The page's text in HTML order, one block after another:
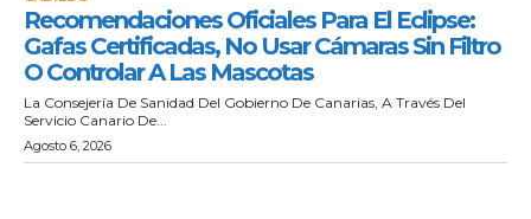
Recomendaciones Oficiales Para El Eclipse:
Gafas Certificadas, No Usar Cámaras Sin Filtro
O Controlar A Las Mascotas
La Consejería De Sanidad Del Gobierno De Canarias, A Través Del
Servicio Canario De...
Agosto 6, 2026